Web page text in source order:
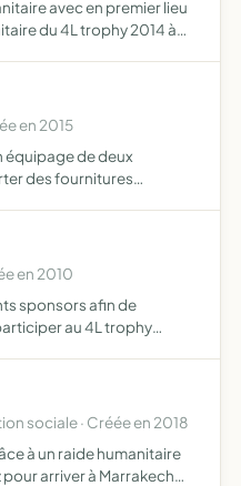
avec en premier lieu
du 4L trophy 2014 à
en 2015
de deux
des fournitures
en 2010
sponsors afin de
au 4L trophy
sociale · Créée en 2018
à un raide humanitaire
arriver à Marrakech